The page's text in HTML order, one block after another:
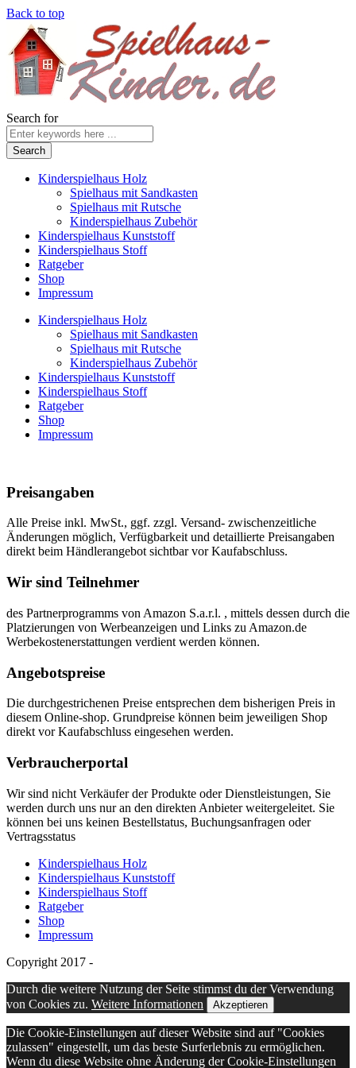
Back to top
Search for
Kinderspielhaus Holz
Spielhaus mit Sandkasten
Spielhaus mit Rutsche
Kinderspielhaus Zubehör
Kinderspielhaus Kunststoff
Kinderspielhaus Stoff
Ratgeber
Shop
Impressum
Kinderspielhaus Holz
Spielhaus mit Sandkasten
Spielhaus mit Rutsche
Kinderspielhaus Zubehör
Kinderspielhaus Kunststoff
Kinderspielhaus Stoff
Ratgeber
Shop
Impressum
Preisangaben
Alle Preise inkl. MwSt., ggf. zzgl. Versand- zwischenzeitliche
Änderungen möglich, Verfügbarkeit und detaillierte Preisangaben
direkt beim Händlerangebot sichtbar vor Kaufabschluss.
Wir sind Teilnehmer
des Partnerprogramms von Amazon S.a.r.l. , mittels dessen durch die
Platzierungen von Werbeanzeigen und Links zu Amazon.de
Werbekostenerstattungen verdient werden können.
Angebotspreise
Die durchgestrichenen Preise entsprechen dem bisherigen Preis in
diesem Online-shop. Grundpreise können beim jeweiligen Shop
direkt vor Kaufabschluss eingesehen werden.
Verbraucherportal
Wir sind nicht Verkäufer der Produkte oder Dienstleistungen, Sie
werden durch uns nur an den direkten Anbieter weitergeleitet. Sie
können bei uns keinen Bestellstatus, Buchungsanfragen oder
Vertragsstatus
Kinderspielhaus Holz
Kinderspielhaus Kunststoff
Kinderspielhaus Stoff
Ratgeber
Shop
Impressum
Copyright 2017 -
Durch die weitere Nutzung der Seite stimmst du der Verwendung
von Cookies zu. Weitere Informationen Akzeptieren
Die Cookie-Einstellungen auf dieser Website sind auf "Cookies
zulassen" eingestellt, um das beste Surferlebnis zu ermöglichen.
Wenn du diese Website ohne Änderung der Cookie-Einstellungen